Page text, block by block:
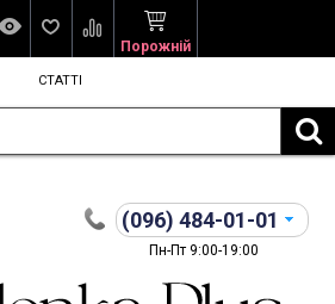
Порожній
СТАТТІ
(096) 484-01-01
Пн-Пт 9:00-19:00